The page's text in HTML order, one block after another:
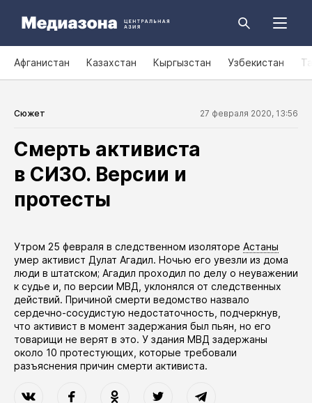
Афганистан Казахстан Кыргызстан Узбекистан
Сюжет 27 февраля 2020, 13:56
Смерть активиста
в СИЗО. Версии и
протесты
​Утром 25 февраля в следственном изоляторе Астаны
умер активист Дулат Агадил. Ночью его увезли из дома
люди в штатском; Агадил проходил по делу о неуважении
к судье и, по версии МВД, уклонялся от следственных
действий. Причиной смерти ведомство назвало
сердечно-сосудистую недостаточность, подчеркнув,
что активист в момент задержания был пьян, но его
товарищи не верят в это. У здания МВД задержаны
около 10 протестующих, которые требовали
разъяснения причин смерти активиста.